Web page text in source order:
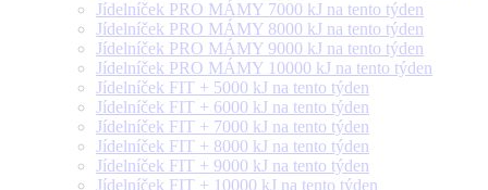
Jídelníček PRO MÁMY 7000 kJ na tento týden
Jídelníček PRO MÁMY 8000 kJ na tento týden
Jídelníček PRO MÁMY 9000 kJ na tento týden
Jídelníček PRO MÁMY 10000 kJ na tento týden
Jídelníček FIT + 5000 kJ na tento týden
Jídelníček FIT + 6000 kJ na tento týden
Jídelníček FIT + 7000 kJ na tento týden
Jídelníček FIT + 8000 kJ na tento týden
Jídelníček FIT + 9000 kJ na tento týden
Jídelníček FIT + 10000 kJ na tento týden